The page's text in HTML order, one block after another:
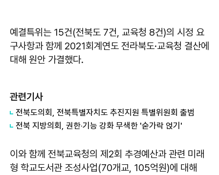
예결특위는 15건(전북도 7건, 교육청 8건)의 시정 요
구사항과 함께 2021회계연도 전라북도·교육청 결산에
대해 원안 가결했다.
관련기사
전북도의회, 전북특별자치도 추진지원 특별위원회 출범
전북 지방의회, 권한·기능 강화 무색한 '숟가락 얹기'
이와 함께 전북교육청의 제2회 추경예산과 관련 미래
형 학교도서관 조성사업(70개교, 105억원)에 대해